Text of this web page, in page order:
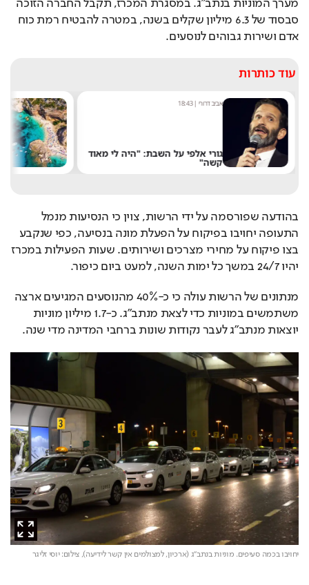
מערך המוניות בנתב"ג. במסגרת המכרז, תקבל החברה הזוכה
סבסוד של 6.3 מיליון שקלים בשנה, במטרה להבטיח רמת כוח
אדם ושירות גבוהים לנוסעים.
עוד כותרות
אביב דרורי|
18:43
גורי אלפי על השבת: "היה לי מאוד
קשה"
בהודעה שפורסמה על ידי הרשות, צוין כי הנסיעות מנמל
התעופה יחויבו בפיקוח על הפעלת מונה בנסיעה, כפי שנקבע
בצו פיקוח על מחירי מצרכים ושירותים. שעות הפעילות במכרז
יהיו 24/7 במשך כל ימות השנה, למעט ביום כיפור.
מנתונים של הרשות עולה כי כ-40% מהנוסעים המגיעים ארצה
משתמשים במוניות כדי לצאת מנתב"ג. כ-1.7 מיליון מוניות
יוצאות מנתב"ג לעבר נקודות שונות ברחבי המדינה מדי שנה.
יחויבו בכמה סעיפים. מוניות בנתב"ג (ארכיון, למצולמים אין קשר לידיעה),צילום: יוסי זליגר